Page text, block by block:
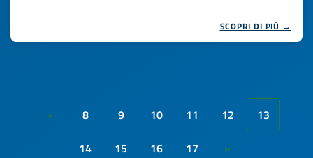
SCOPRI DI PIÙ →
« 8 9 10 11 12
13
14
15 16 17 »